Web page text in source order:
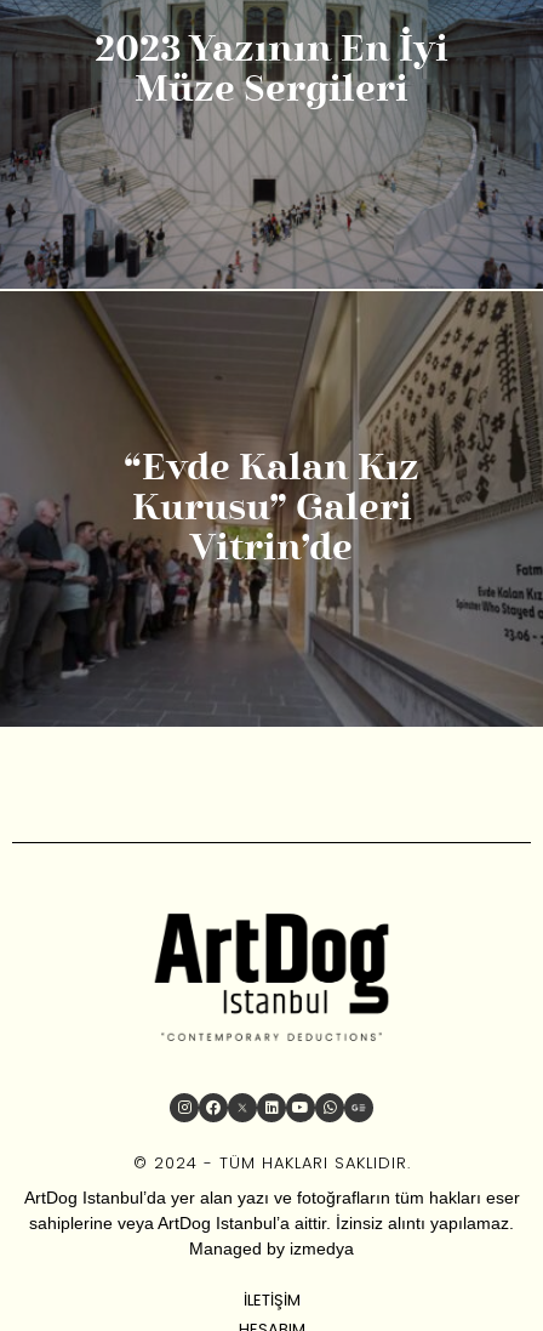
2023 Yazının En İyi
Müze Sergileri
“Evde Kalan Kız
Kurusu” Galeri
Vitrin’de
© 2024 - TÜM HAKLARI SAKLIDIR.
ArtDog Istanbul’da yer alan yazı ve fotoğrafların tüm hakları eser
sahiplerine veya ArtDog Istanbul’a aittir. İzinsiz alıntı yapılamaz.
Managed by izmedya
İLETIŞIM